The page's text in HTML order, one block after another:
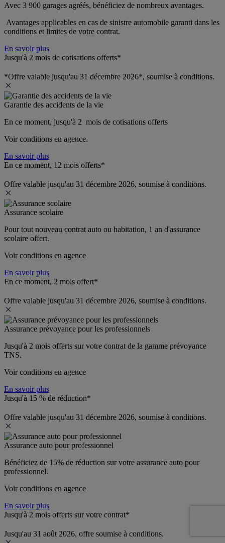
Avec 3 900 garages agréés, bénéficiez de nombreux avantages.
Avantages applicables en cas de sinistre automobile garanti dans les
conditions et limites de votre contrat.
En savoir plus
Jusqu'à 2 mois de cotisations offerts*
*Offre valable jusqu'au 31 décembre 2026*, soumise à conditions.
Garantie des accidents de la vie
En ce moment, jusqu'à 2  mois de cotisations offerts
Voir conditions en agence.
En savoir plus
En ce moment, 12 mois offerts*
Offre valable jusqu'au 31 décembre 2026, soumise à conditions.
Assurance scolaire
Pour tout nouveau contrat auto ou habitation, 1 an d'assurance
scolaire offert.
Voir conditions en agence
En savoir plus
En ce moment, 2 mois offert*
Offre valable jusqu'au 31 décembre 2026, soumise à conditions.
Assurance prévoyance pour les professionnels
Jusqu'à 2 mois offerts sur votre contrat de la gamme prévoyance
TNS.
Voir conditions en agence
En savoir plus
Jusqu'à 15 % de réduction*
Offre valable jusqu'au 31 décembre 2026, soumise à conditions.
Assurance auto pour professionnel
Bénéficiez de 15% de réduction sur votre assurance auto pour
professionnel.
Voir conditions en agence
En savoir plus
Jusqu'à 2 mois offerts sur votre contrat*
Jusqu'au 31 août 2026, offre soumise à conditions.